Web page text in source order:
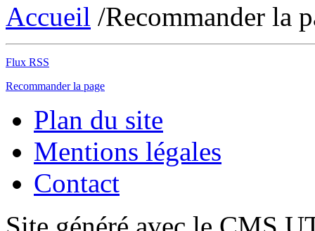
Accueil /Recommander la
Flux RSS
Recommander la page
Plan du site
Mentions légales
Contact